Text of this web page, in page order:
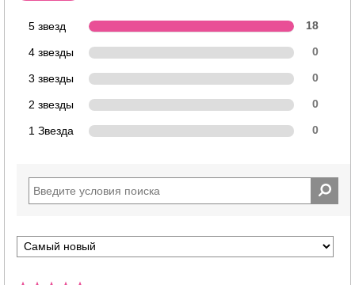
5 звезд 18
4 звезды 0
3 звезды 0
2 звезды 0
1 Звезда 0